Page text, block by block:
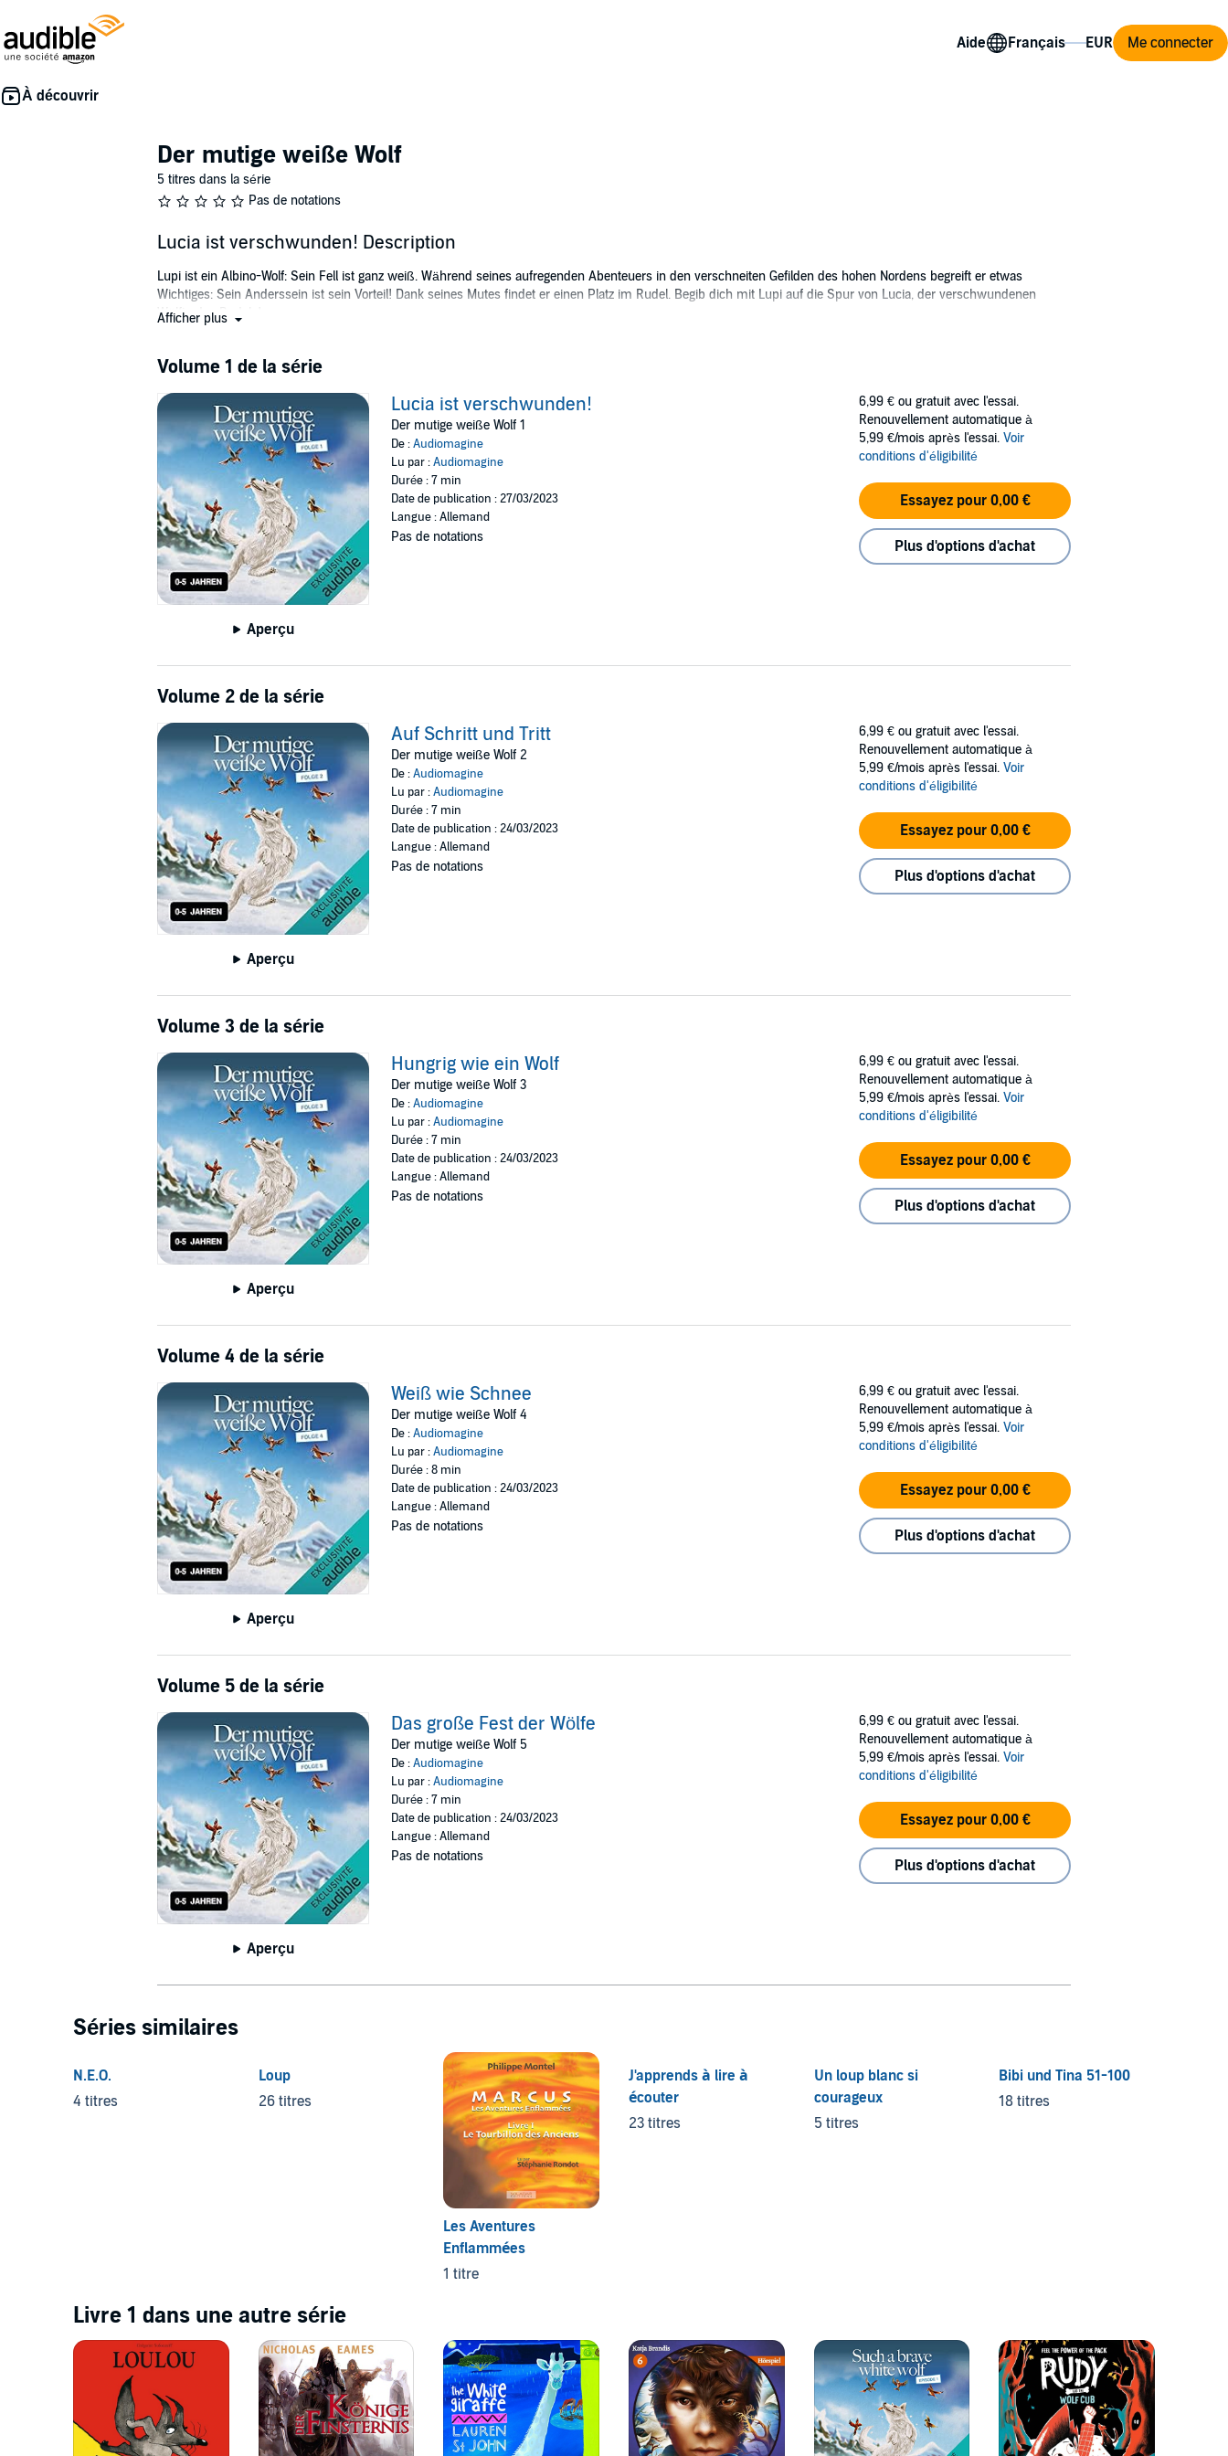
Aide Me connecter
Der mutige weiße Wolf
5 titres dans la série
Pas de notations
Lucia ist verschwunden! Description
Lupi ist ein Albino-Wolf: Sein Fell ist ganz weiß. Während seines aufregenden Abenteuers in den verschneiten Gefilden des hohen Nordens begreift er etwas
Wichtiges: Sein Anderssein ist sein Vorteil! Dank seines Mutes findet er einen Platz im Rudel. Begib dich mit Lupi auf die Spur von Lucia, der verschwundenen
Wölfin des Rudels!
weiße Wolf ist fest entschlossen, zu beweisen, dass er einen Platz im Rudel verdient!
©2022 Audiomagine (P)2022 Audiomagine
Afficher plus
Volume 1 de la série
Aperçu
Lucia ist verschwunden!
Der mutige weiße Wolf 1
De :Audiomagine
Lu par :Audiomagine
Durée : 7 min
Date de publication : 27/03/2023
Langue : Allemand
Pas de notations
6,99 € ou gratuit avec l'essai.
Renouvellement automatique à
5,99 €/mois après l'essai. Voir
conditions d'éligibilité
Essayez pour 0,00 €
Plus d'options d'achat
Volume 2 de la série
Aperçu
Auf Schritt und Tritt
Der mutige weiße Wolf 2
De :Audiomagine
Lu par :Audiomagine
Durée : 7 min
Date de publication : 24/03/2023
Langue : Allemand
Pas de notations
6,99 € ou gratuit avec l'essai.
Renouvellement automatique à
5,99 €/mois après l'essai. Voir
conditions d'éligibilité
Essayez pour 0,00 €
Plus d'options d'achat
Volume 3 de la série
Aperçu
Hungrig wie ein Wolf
Der mutige weiße Wolf 3
De :Audiomagine
Lu par :Audiomagine
Durée : 7 min
Date de publication : 24/03/2023
Langue : Allemand
Pas de notations
6,99 € ou gratuit avec l'essai.
Renouvellement automatique à
5,99 €/mois après l'essai. Voir
conditions d'éligibilité
Essayez pour 0,00 €
Plus d'options d'achat
Volume 4 de la série
Aperçu
Weiß wie Schnee
Der mutige weiße Wolf 4
De :Audiomagine
Lu par :Audiomagine
Durée : 8 min
Date de publication : 24/03/2023
Langue : Allemand
Pas de notations
6,99 € ou gratuit avec l'essai.
Renouvellement automatique à
5,99 €/mois après l'essai. Voir
conditions d'éligibilité
Essayez pour 0,00 €
Plus d'options d'achat
Volume 5 de la série
Aperçu
Das große Fest der Wölfe
Der mutige weiße Wolf 5
De :Audiomagine
Lu par :Audiomagine
Durée : 7 min
Date de publication : 24/03/2023
Langue : Allemand
Pas de notations
6,99 € ou gratuit avec l'essai.
Renouvellement automatique à
5,99 €/mois après l'essai. Voir
conditions d'éligibilité
Essayez pour 0,00 €
Plus d'options d'achat
Séries similaires
N.E.O.
4 titres
Loup
26 titres
Les Aventures
Enflammées
1 titre
J'apprends à lire à
écouter
23 titres
Un loup blanc si
courageux
5 titres
Bibi und Tina 51-100
18 titres
Livre 1 dans une autre série